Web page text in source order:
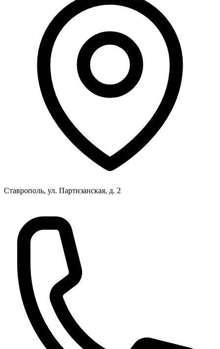
Ставрополь, ул. Партизанская, д. 2